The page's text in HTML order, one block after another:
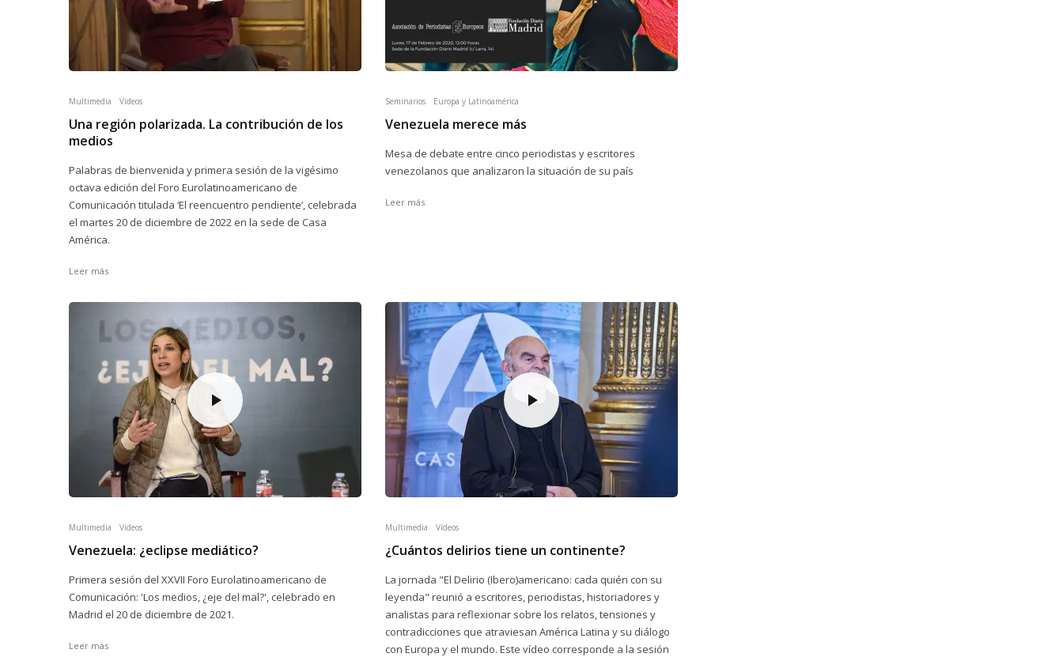
Multimedia Vídeos
Una región polarizada. La contribución de los
medios
Palabras de bienvenida y primera sesión de la vigésimo
octava edición del Foro Eurolatinoamericano de
Comunicación titulada ‘El reencuentro pendiente’, celebrada
el martes 20 de diciembre de 2022 en la sede de Casa
América.
Leer más
Seminarios Europa y Latinoamérica
Venezuela merece más
Mesa de debate entre cinco periodistas y escritores
venezolanos que analizaron la situación de su país
Leer más
Multimedia Vídeos
Venezuela: ¿eclipse mediático?
Primera sesión del XXVII Foro Eurolatinoamericano de
Comunicación: 'Los medios, ¿eje del mal?', celebrado en
Madrid el 20 de diciembre de 2021.
Leer más
Multimedia Vídeos
¿Cuántos delirios tiene un continente?
La jornada "El Delirio (Ibero)americano: cada quién con su
leyenda" reunió a escritores, periodistas, historiadores y
analistas para reflexionar sobre los relatos, tensiones y
contradicciones que atraviesan América Latina y su diálogo
con Europa y el mundo. Este vídeo corresponde a la sesión